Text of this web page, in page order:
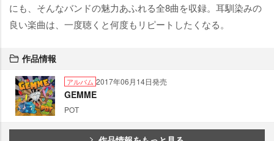
にも、そんなバンドの魅力あふれる全8曲を収録。耳馴染みの
良い楽曲は、一度聴くと何度もリピートしたくなる。
作品情報
アルバム 2017年06月14日発売
GEMME
POT